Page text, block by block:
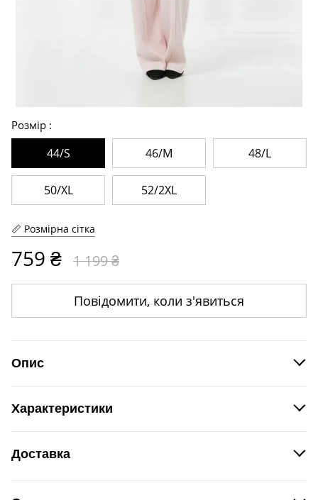
Розмір
44/S 46/M 48/L
50/XL 52/2XL
Розмірна сітка
759 ₴ 1 199 ₴
Повідомити, коли з'явиться
Опис
Характеристики
Виробник Ariadna
Доставка